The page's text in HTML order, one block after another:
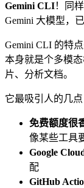
Gemini CLI！同
Gemini 大模型，
Gemini CLI 的特
本身就是个多模
片、分析文档。
它最吸引人的几点
免费额度很
像某些工具
Google
配
GitHub